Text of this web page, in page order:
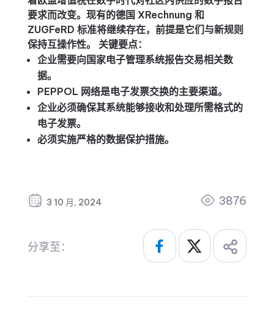
要求而改变。现有的德国 XRechnung 和
ZUGFeRD 标准将继续存在，前提是它们与新规则
保持互操作性。 关键要点：
企业需要向国家电子管理系统报告交易相关数
据。
PEPPOL 网络是电子发票交换的主要渠道。
企业必须确保其系统能够接收和处理所需格式的
电子发票。
必须实施严格的数据保护措施。
3 10 月, 2024 3876
分享至：